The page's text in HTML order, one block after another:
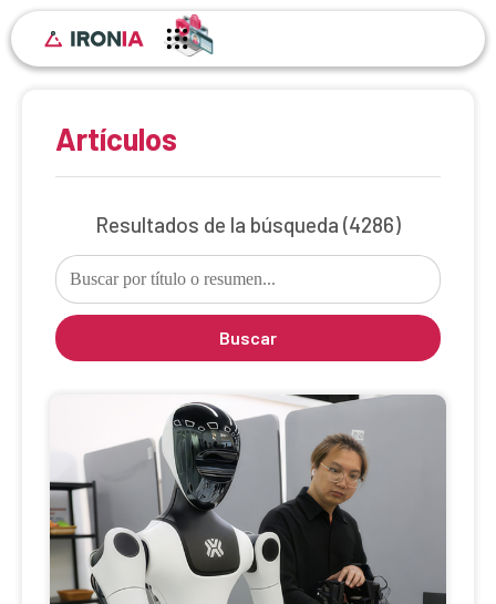
Artículos
Resultados de la búsqueda (4286)
Buscar